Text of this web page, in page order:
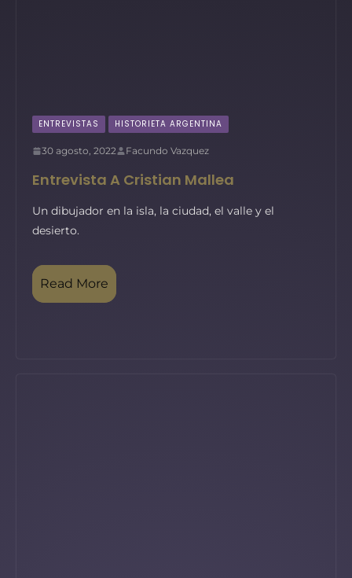
ENTREVISTAS HISTORIETA ARGENTINA
30 agosto, 2022 Facundo Vazquez
Entrevista A Cristian Mallea
Un dibujador en la isla, la ciudad, el valle y el
desierto.
Read More